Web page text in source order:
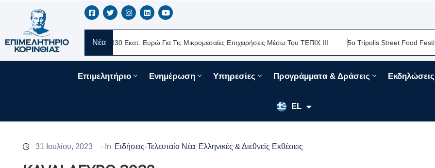
Νέα
Ελλάς Νέα Δάνεια 330 Εκατ. Ευρώ Για Τις Μικρομεσαίες Επιχειρήσεις Μέσω Του ΤΕΠΙΧ ΙΙΙ 5ο Tripolis Street Food Festival-
Επιμελητήριο Ενημέρωση Υπηρεσίες Προγράμματα & Δράσεις Εκδηλώσεις
EL
EN
FR
31 Ιουλίου, 2023 - In Ειδήσεις-Τελευταία Νέα Ελληνικές & Διεθνείς Εκθέσεις